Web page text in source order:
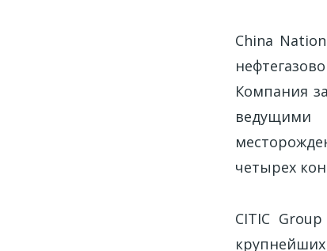
China
Компания
ведущими
четырех
CITIC